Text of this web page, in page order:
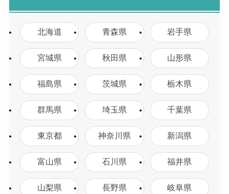
北海道 青森県 岩手県
宮城県 秋田県 山形県
福島県 茨城県 栃木県
群馬県 埼玉県 千葉県
東京都 神奈川県 新潟県
富山県 石川県 福井県
山梨県 長野県 岐阜県